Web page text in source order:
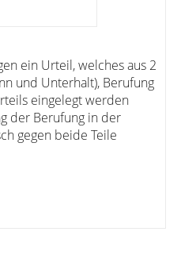
ein Urteil, welches aus 2
und Unterhalt), Berufung
eingelegt werden
der Berufung in der
gegen beide Teile